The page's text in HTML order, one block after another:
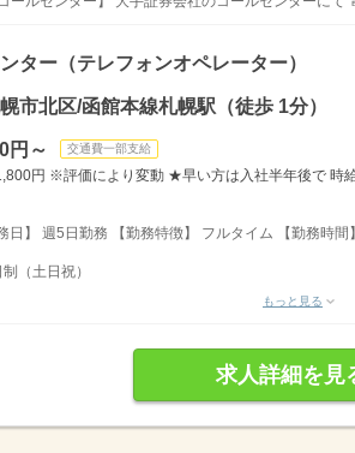
ター（テレフォンオペレーター）
市北区/函館本線札幌駅（徒歩 1分）
円～ 交通費一部支給
円 ※評価により変動 ★早い方は入社半年後で 時
日】 週5日勤務 【勤務特徴】 フルタイム 【勤務時
（土日祝）
もっと見る
求人詳細を見